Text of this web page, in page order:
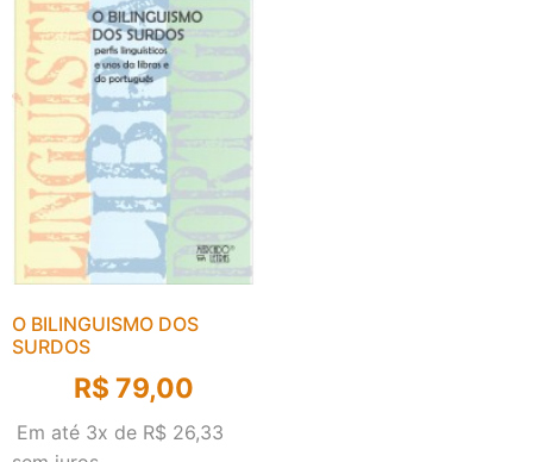
O BILINGUISMO DOS
SURDOS
R$ 79,00
Em até 3x de R$ 26,33